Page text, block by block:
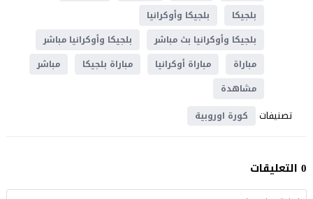
بلجيكا
بلجيكا وأوكرانيا
بلجيكا وأوكرانيا بث مباشر
بلجيكا وأوكرانيا مباشر
مباراة
مباراة أوكرانيا مباراة بلجيكا
مباشر
مشاهدة
تصنيفات كورة اوروبية
0 التعليقات